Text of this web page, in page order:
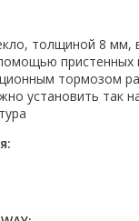
толщиной 8 мм,
пристенных
тормозом
установить так